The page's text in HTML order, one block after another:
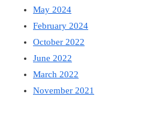
May 2024
February 2024
October 2022
June 2022
March 2022
November 2021